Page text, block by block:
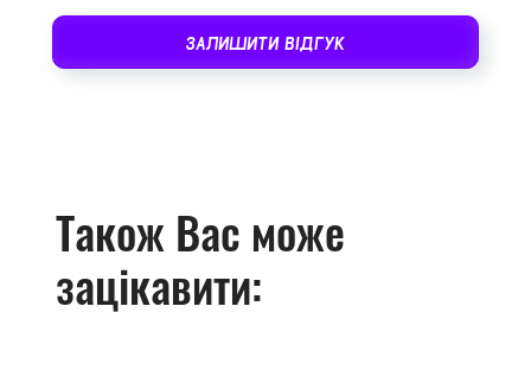
ЗАЛИШИТИ ВІДГУК
Також Вас може
зацікавити: